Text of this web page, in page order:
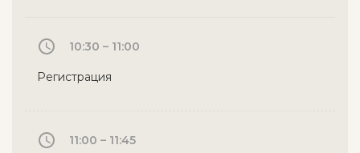
10:30 – 11:00
Регистрация
11:00 – 11:45